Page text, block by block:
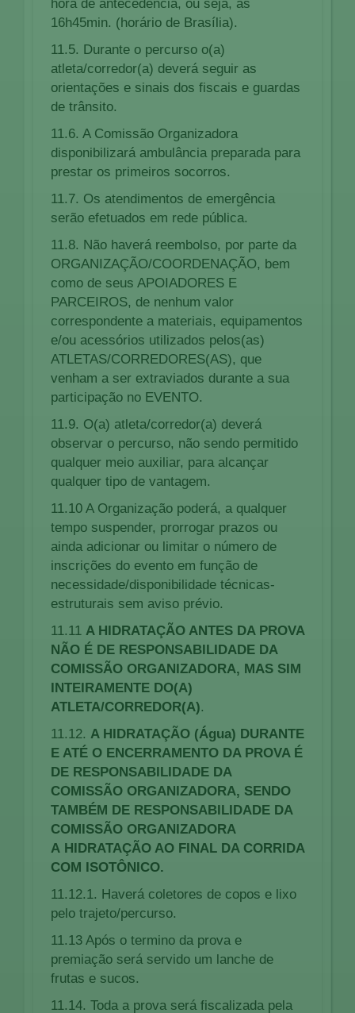
hora de antecedência, ou seja, às
16h45min. (horário de Brasília).
11.5. Durante o percurso o(a)
atleta/corredor(a) deverá seguir as
orientações e sinais dos fiscais e guardas
de trânsito.
11.6. A Comissão Organizadora
disponibilizará ambulância preparada para
prestar os primeiros socorros.
11.7. Os atendimentos de emergência
serão efetuados em rede pública.
11.8. Não haverá reembolso, por parte da
ORGANIZAÇÃO/COORDENAÇÃO, bem
como de seus APOIADORES E
PARCEIROS, de nenhum valor
correspondente a materiais, equipamentos
e/ou acessórios utilizados pelos(as)
ATLETAS/CORREDORES(AS), que
venham a ser extraviados durante a sua
participação no EVENTO.
11.9. O(a) atleta/corredor(a) deverá
observar o percurso, não sendo permitido
qualquer meio auxiliar, para alcançar
qualquer tipo de vantagem.
11.10 A Organização poderá, a qualquer
tempo suspender, prorrogar prazos ou
ainda adicionar ou limitar o número de
inscrições do evento em função de
necessidade/disponibilidade técnicas-
estruturais sem aviso prévio.
11.11 A HIDRATAÇÃO ANTES DA PROVA
NÃO É DE RESPONSABILIDADE DA
COMISSÃO ORGANIZADORA, MAS SIM
INTEIRAMENTE DO(A)
ATLETA/CORREDOR(A).
11.12. A HIDRATAÇÃO (Água) DURANTE
E ATÉ O ENCERRAMENTO DA PROVA É
DE RESPONSABILIDADE DA
COMISSÃO ORGANIZADORA, SENDO
TAMBÉM DE RESPONSABILIDADE DA
COMISSÃO ORGANIZADORA
A HIDRATAÇÃO AO FINAL DA CORRIDA
COM ISOTÔNICO.
11.12.1. Haverá coletores de copos e lixo
pelo trajeto/percurso.
11.13 Após o termino da prova e
premiação será servido um lanche de
frutas e sucos.
11.14. Toda a prova será fiscalizada pela